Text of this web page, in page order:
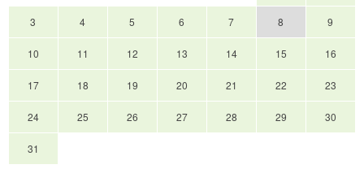
3 4 5 6 7 8 9
10 11 12 13 14 15 16
17 18 19 20 21 22 23
24 25 26 27 28 29 30
31